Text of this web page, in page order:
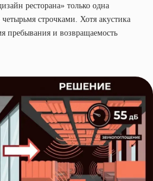
ресторана» только одна
строчками. Хотя акустика
пребывания и возвращаемость